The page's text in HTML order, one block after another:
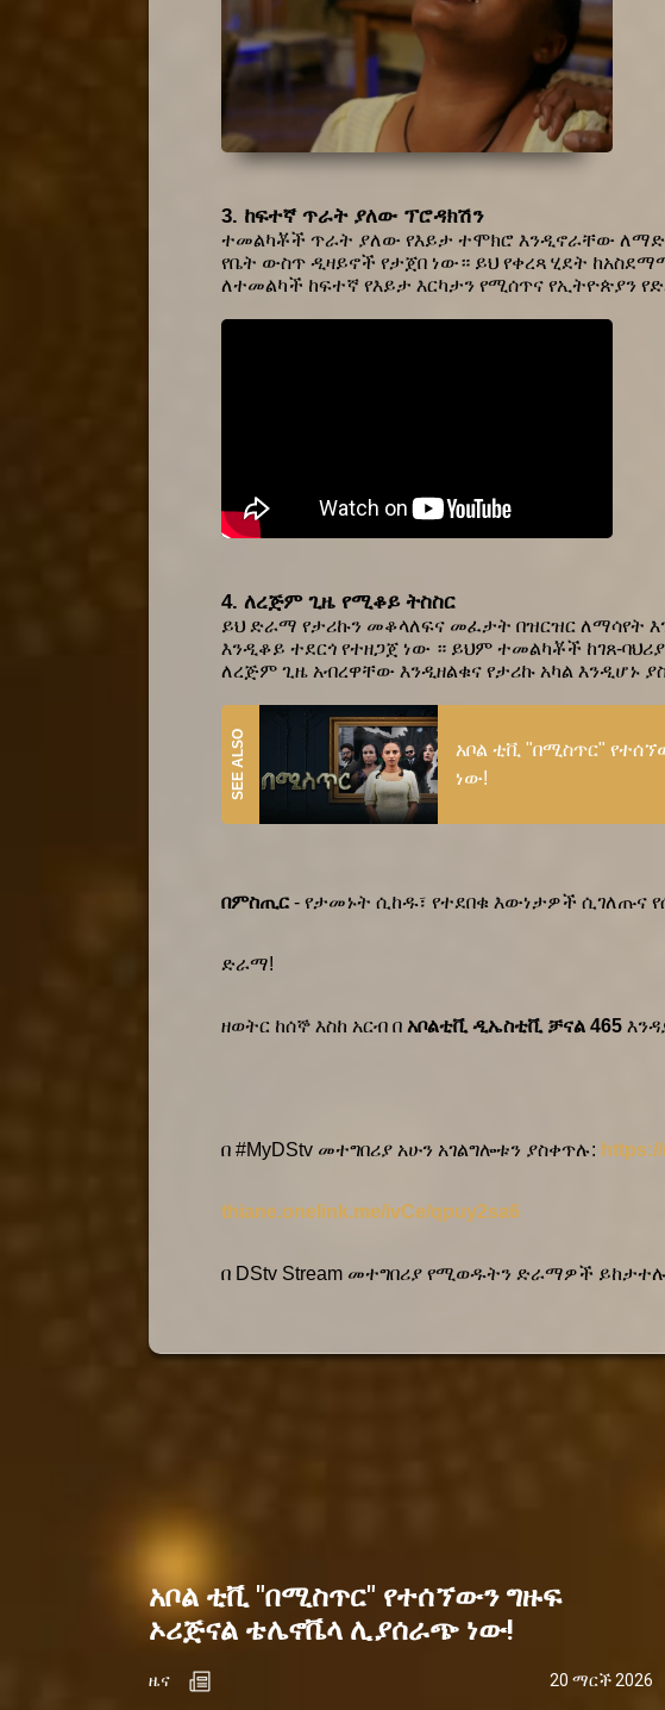
3. ከፍተኛ ጥራት ያለው ፕሮዳክሽን
ተመልካቾች ጥራት ያለው የእይታ ተሞክሮ እንዲኖራቸው
የቤት ውስጥ ዲዛይኖች የታጀበ ነው። ይህ የቀረጻ ሂደት
ለተመልካች ከፍተኛ የእይታ እርካታን የሚሰጥና የኢትዮጵያን
4. ለረጅም ጊዜ የሚቆይ ትስስር
ይህ ድራማ የታሪኩን መቆላለፍና መፈታት በዝርዝር ለማሳየት
እንዲቆይ ተደርጎ የተዘጋጀ ነው ። ይህም ተመልካቾች ከገጸ-
ለረጅም ጊዜ አብረዋቸው እንዲዘልቁና የታሪኩ አካል እንዲሆኑ
አቦል ቲቪ "በሚስጥር"
ነው!
በምስጢር - የታመኑት ሲከዱ፣ የተደበቁ እውነታዎች ሲገለጡና
ድራማ!
ዘወትር ከሰኞ እስከ አርብ በ አቦልቲቪ ዲኤስቲቪ ቻናል 465
በ #MyDStv መተግበሪያ አሁን አገልግሎቱን ያስቀጥሉ:
thiane.onelink.me/ivCe/qpuy2sa6
በ DStv Stream መተግበሪያ የሚወዱትን ድራማዎች
አቦል ቲቪ "በሚስጥር" የተሰኘውን ግዙፍ
ኦሪጅናል ቴሌኖቬላ ሊያሰራጭ ነው!
ዜና 20 ማርች 2026